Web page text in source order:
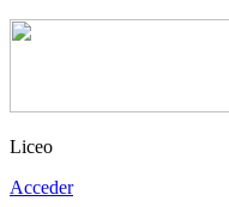
Liceo
Acceder